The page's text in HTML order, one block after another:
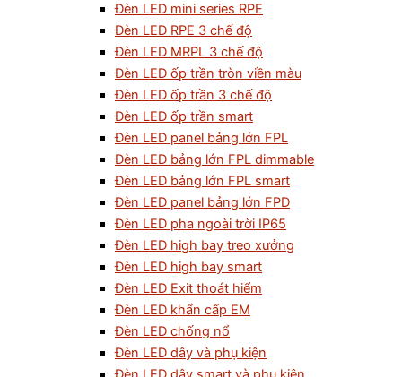
Đèn LED mini series RPE
Đèn LED RPE 3 chế độ
Đèn LED MRPL 3 chế độ
Đèn LED ốp trần tròn viền màu
Đèn LED ốp trần 3 chế độ
Đèn LED ốp trần smart
Đèn LED panel bảng lớn FPL
Đèn LED bảng lớn FPL dimmable
Đèn LED bảng lớn FPL smart
Đèn LED panel bảng lớn FPD
Đèn LED pha ngoài trời IP65
Đèn LED high bay treo xưởng
Đèn LED high bay smart
Đèn LED Exit thoát hiểm
Đèn LED khẩn cấp EM
Đèn LED chống nổ
Đèn LED dây và phụ kiện